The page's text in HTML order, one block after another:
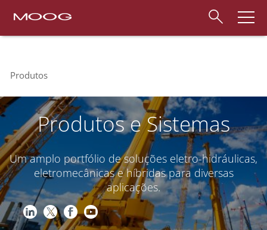
Produtos
Produtos e Sistemas
Um amplo portfólio de soluções eletro-hidráulicas,
eletromecânicas e híbridas para diversas
aplicações.